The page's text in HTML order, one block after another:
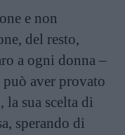
e non
del resto,
a ogni donna –
aver provato
sua scelta di
sperando di